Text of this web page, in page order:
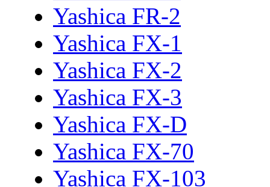
Yashica FR-2
Yashica FX-1
Yashica FX-2
Yashica FX-3
Yashica FX-D
Yashica FX-70
Yashica FX-103